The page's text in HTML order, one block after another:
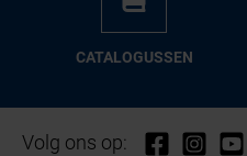
CA­TA­LO­GUS­SEN
Volg ons op: